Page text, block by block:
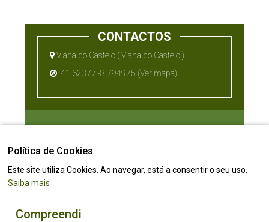
CONTACTOS
Viana do Castelo ( Viana do Castelo )
41.62377,-8.794975 (Ver mapa)
Política de Cookies
Este site utiliza Cookies. Ao navegar, está a consentir o seu uso.
Saiba mais
Compreendi